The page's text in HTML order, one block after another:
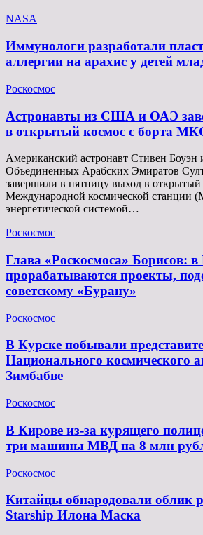
NASA
Иммунологи разработали
аллергии на арахис у детей
Роскосмос
Астронавты из США и ОАЭ
в открытый космос с борта
Американский астронавт Стивен Боуэн
Объединенных Арабских Эмиратов
завершили в пятницу выход в открытый
Международной космической станции
энергетической системой…
Роскосмос
Глава «Роскосмоса» Борисов: в
прорабатываются проекты,
советскому «Бурану»
Роскосмос
В Курске побывали
Национального космического
Зимбабве
Роскосмос
В Кирове из-за курящего
три машины МВД на 8 млн
Роскосмос
Китайцы обнародовали облик
Starship Илона Маска